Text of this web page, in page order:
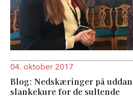
04. oktober 2017
Blog: Nedskæringer på
slankekure for de sultende